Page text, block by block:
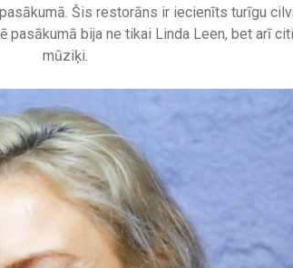
Šis restorāns ir iecienīts turīgu
pasākumā bija ne tikai Linda Leen, bet arī
mūziķi.